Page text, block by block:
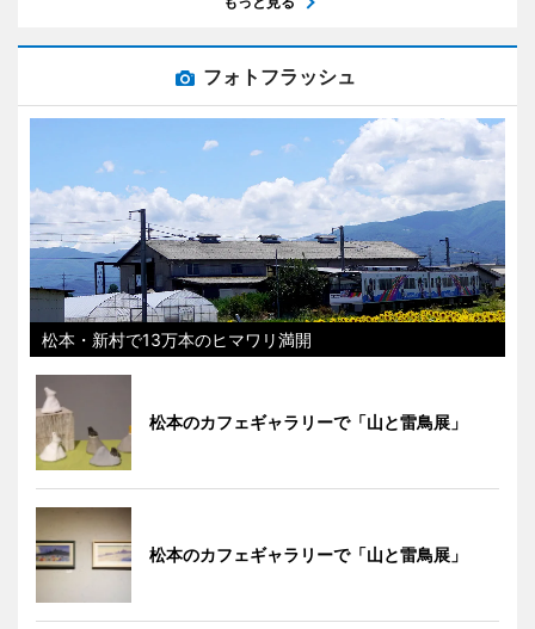
フォトフラッシュ
松本・新村で13万本のヒマワリ満開
松本のカフェギャラリーで「山と雷鳥展」
松本のカフェギャラリーで「山と雷鳥展」